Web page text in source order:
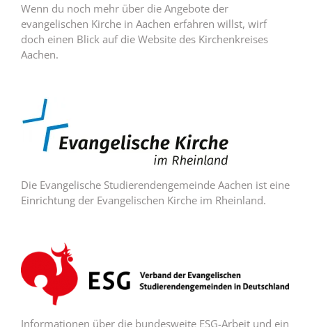
Wenn du noch mehr über die Angebote der
evangelischen Kirche in Aachen erfahren willst, wirf
doch einen Blick auf die Website des Kirchenkreises
Aachen.
Die Evangelische Studierendengemeinde Aachen ist eine
Einrichtung der Evangelischen Kirche im Rheinland.
Informationen über die bundesweite ESG-Arbeit und ein